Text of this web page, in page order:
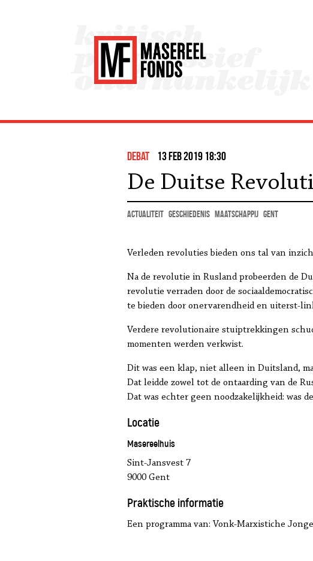
debat 13 feb 2019 18:30
De Duitse
actualiteit geschiedenis maatschappij Gent
Verleden revoluties bieden ons tal van
Na de revolutie in Rusland probeerden de
revolutie verraden door de
te bieden door onervarendheid en uiterst-
Verdere revolutionaire stuiptrekkingen
momenten werden verkwist.
Dit was een klap, niet alleen in Duitsland,
Dat leidde zowel tot de ontaarding van de
Dat was echter geen noodzakelijkheid: was
Locatie
Masereelhuis
Sint-Jansvest 7
9000 Gent
Praktische informatie
Een programma van: Vonk-Marxistiche